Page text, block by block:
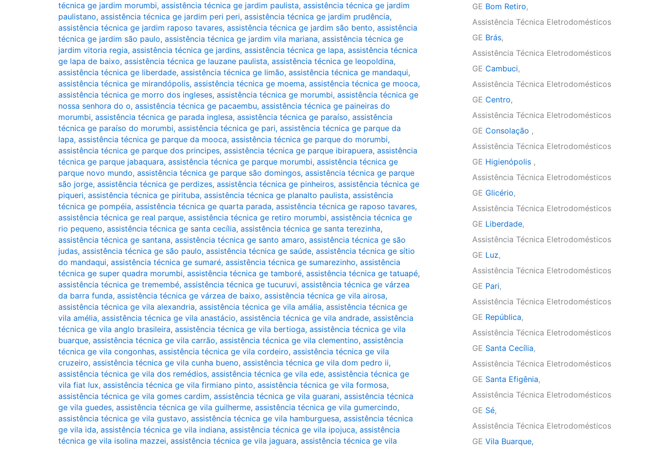
técnica ge jardim morumbi, assistência técnica ge jardim paulista, assistência técnica ge jardim
paulistano, assistência técnica ge jardim peri peri, assistência técnica ge jardim prudência,
assistência técnica ge jardim raposo tavares, assistência técnica ge jardim são bento, assistência
técnica ge jardim são paulo, assistência técnica ge jardim vila mariana, assistência técnica ge
jardim vitoria regia, assistência técnica ge jardins, assistência técnica ge lapa, assistência técnica
ge lapa de baixo, assistência técnica ge lauzane paulista, assistência técnica ge leopoldina,
assistência técnica ge liberdade, assistência técnica ge limão, assistência técnica ge mandaqui,
assistência técnica ge mirandópolis, assistência técnica ge moema, assistência técnica ge mooca,
assistência técnica ge morro dos ingleses, assistência técnica ge morumbi, assistência técnica ge
nossa senhora do o, assistência técnica ge pacaembu, assistência técnica ge paineiras do
morumbi, assistência técnica ge parada inglesa, assistência técnica ge paraíso, assistência
técnica ge paraíso do morumbi, assistência técnica ge pari, assistência técnica ge parque da
lapa, assistência técnica ge parque da mooca, assistência técnica ge parque do morumbi,
assistência técnica ge parque dos principes, assistência técnica ge parque ibirapuera, assistência
técnica ge parque jabaquara, assistência técnica ge parque morumbi, assistência técnica ge
parque novo mundo, assistência técnica ge parque são domingos, assistência técnica ge parque
são jorge, assistência técnica ge perdizes, assistência técnica ge pinheiros, assistência técnica ge
piqueri, assistência técnica ge pirituba, assistência técnica ge planalto paulista, assistência
técnica ge pompéia, assistência técnica ge quarta parada, assistência técnica ge raposo tavares,
assistência técnica ge real parque, assistência técnica ge retiro morumbi, assistência técnica ge
rio pequeno, assistência técnica ge santa cecília, assistência técnica ge santa terezinha,
assistência técnica ge santana, assistência técnica ge santo amaro, assistência técnica ge são
judas, assistência técnica ge são paulo, assistência técnica ge saúde, assistência técnica ge sítio
do mandaqui, assistência técnica ge sumaré, assistência técnica ge sumarezinho, assistência
técnica ge super quadra morumbi, assistência técnica ge tamboré, assistência técnica ge tatuapé,
assistência técnica ge tremembé, assistência técnica ge tucuruvi, assistência técnica ge várzea
da barra funda, assistência técnica ge várzea de baixo, assistência técnica ge vila airosa,
assistência técnica ge vila alexandria, assistência técnica ge vila amália, assistência técnica ge
vila amélia, assistência técnica ge vila anastácio, assistência técnica ge vila andrade, assistência
técnica ge vila anglo brasileira, assistência técnica ge vila bertioga, assistência técnica ge vila
buarque, assistência técnica ge vila carrão, assistência técnica ge vila clementino, assistência
técnica ge vila congonhas, assistência técnica ge vila cordeiro, assistência técnica ge vila
cruzeiro, assistência técnica ge vila cunha bueno, assistência técnica ge vila dom pedro ii,
assistência técnica ge vila dos remédios, assistência técnica ge vila ede, assistência técnica ge
vila fiat lux, assistência técnica ge vila firmiano pinto, assistência técnica ge vila formosa,
assistência técnica ge vila gomes cardim, assistência técnica ge vila guarani, assistência técnica
ge vila guedes, assistência técnica ge vila guilherme, assistência técnica ge vila gumercindo,
assistência técnica ge vila gustavo, assistência técnica ge vila hamburguesa, assistência técnica
ge vila ida, assistência técnica ge vila indiana, assistência técnica ge vila ipojuca, assistência
técnica ge vila isolina mazzei, assistência técnica ge vila jaguara, assistência técnica ge vila
GE Bom Retiro,
Assistência Técnica Eletrodomésticos
GE Brás,
Assistência Técnica Eletrodomésticos
GE Cambuci,
Assistência Técnica Eletrodomésticos
GE Centro,
Assistência Técnica Eletrodomésticos
GE Consolação ,
Assistência Técnica Eletrodomésticos
GE Higienópolis ,
Assistência Técnica Eletrodomésticos
GE Glicério,
Assistência Técnica Eletrodomésticos
GE Liberdade,
Assistência Técnica Eletrodomésticos
GE Luz,
Assistência Técnica Eletrodomésticos
GE Pari,
Assistência Técnica Eletrodomésticos
GE República,
Assistência Técnica Eletrodomésticos
GE Santa Cecília,
Assistência Técnica Eletrodomésticos
GE Santa Efigênia,
Assistência Técnica Eletrodomésticos
GE Sé,
Assistência Técnica Eletrodomésticos
GE Vila Buarque,